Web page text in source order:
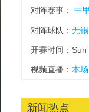
对阵赛事： 中甲
对阵球队： 无
开赛时间：
视频直播： 本
新闻热点